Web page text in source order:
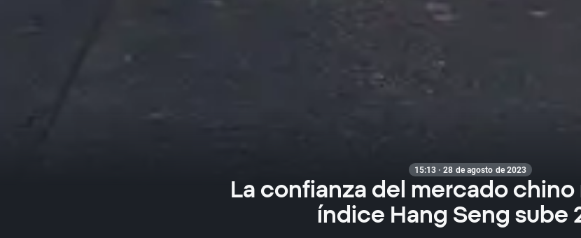
15:13 · 28 de agosto de 2023
La confianza del mercado chino
índice Hang Seng sube